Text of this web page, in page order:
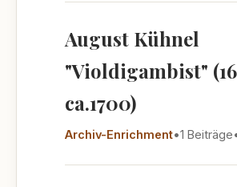
August Kühnel
"Violdigambist"
ca.1700)
Archiv-Enrichment•1 Beiträge